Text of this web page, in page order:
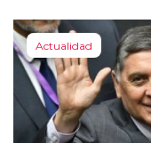
Actualidad